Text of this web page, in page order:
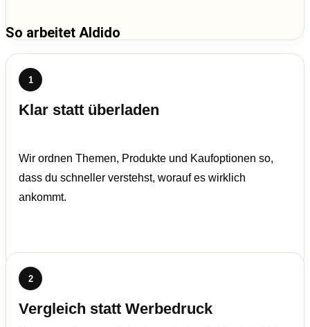
So arbeitet Aldido
1
Klar statt überladen
Wir ordnen Themen, Produkte und Kaufoptionen so,
dass du schneller verstehst, worauf es wirklich
ankommt.
2
Vergleich statt Werbedruck